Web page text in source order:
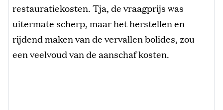
restauratiekosten. Tja, de vraagprijs was
uitermate scherp, maar het herstellen en
rijdend maken van de vervallen bolides, zou
een veelvoud van de aanschaf kosten.